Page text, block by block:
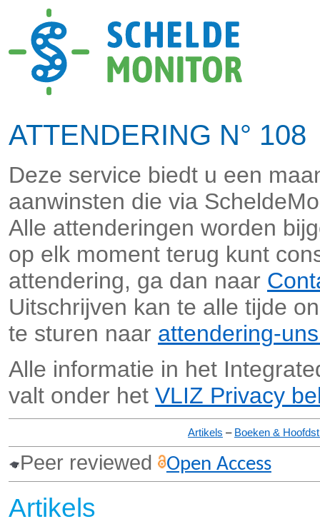
ATTENDERING N°
Deze service biedt u een
aanwinsten die via
Alle attenderingen worden
op elk moment terug kunt
attendering, ga dan naar
Uitschrijven kan te alle tijde
te sturen naar attendering-
Alle informatie in het
valt onder het VLIZ Privacy
Artikels – Boeken &
Peer reviewed Open Access
Artikels